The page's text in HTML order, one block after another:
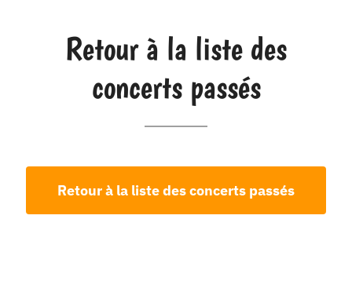
Retour à la liste des
concerts passés
Retour à la liste des concerts passés